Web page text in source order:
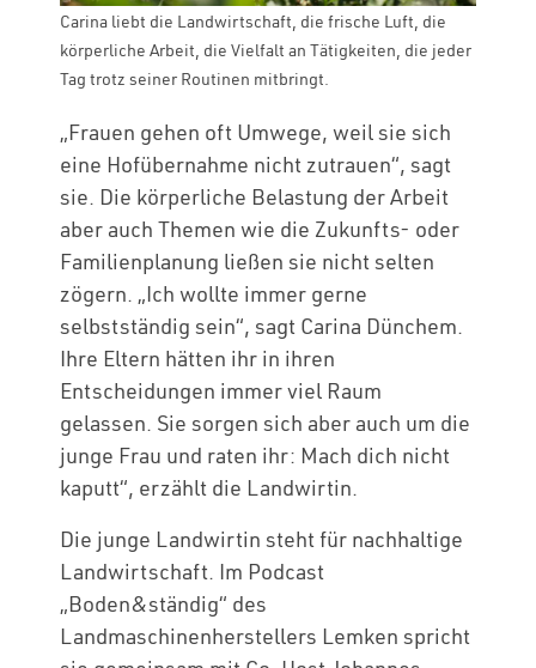
Carina liebt die Landwirtschaft, die frische Luft, die
körperliche Arbeit, die Vielfalt an Tätigkeiten, die jeder
Tag trotz seiner Routinen mitbringt.
„Frauen gehen oft Umwege, weil sie sich
eine Hofübernahme nicht zutrauen“, sagt
sie. Die körperliche Belastung der Arbeit
aber auch Themen wie die Zukunfts- oder
Familienplanung ließen sie nicht selten
zögern. „Ich wollte immer gerne
selbstständig sein“, sagt Carina Dünchem.
Ihre Eltern hätten ihr in ihren
Entscheidungen immer viel Raum
gelassen. Sie sorgen sich aber auch um die
junge Frau und raten ihr: Mach dich nicht
kaputt“, erzählt die Landwirtin.
Die junge Landwirtin steht für nachhaltige
Landwirtschaft. Im Podcast
„Boden&ständig“ des
Landmaschinenherstellers Lemken spricht